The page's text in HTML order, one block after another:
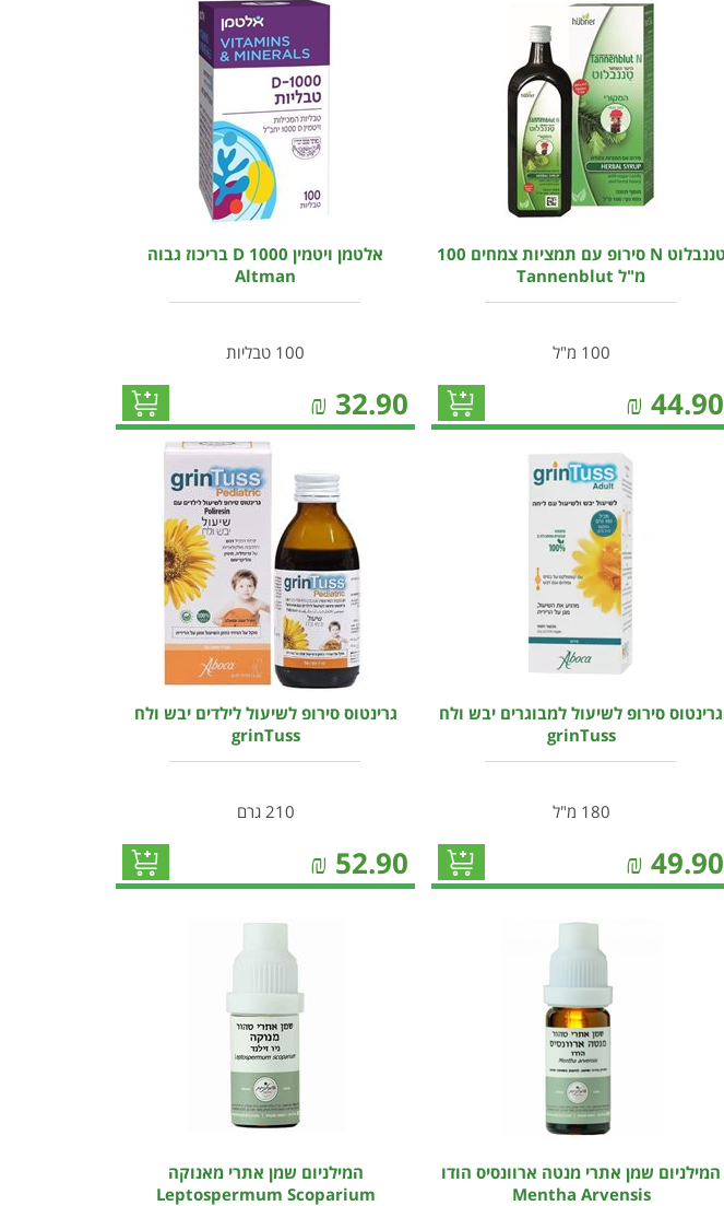
טננבלוט N סירופ עם תמציות צמחים 100
מ"ל Tannenblut
100 מ"ל
44.90
₪
אלטמן ויטמין D 1000 בריכוז גבוה
Altman
100 טבליות
32.90
₪
גרינטוס סירופ לשיעול למבוגרים יבש ולח
grinTuss
180 מ"ל
49.90
₪
גרינטוס סירופ לשיעול לילדים יבש ולח
grinTuss
210 גרם
52.90
₪
המילניום שמן אתרי מנטה ארוונסיס הודו
Mentha Arvensis
המילניום שמן אתרי מאנוקה
Leptospermum Scoparium